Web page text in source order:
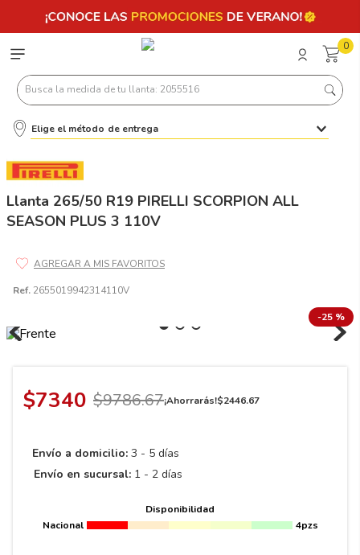
0
Busca la medida de tu llanta: 2055516
Elige el método de entrega
Llanta 265/50 R19 PIRELLI SCORPION ALL
SEASON PLUS 3 110V
Ref. 2655019942314110V
-25 %
$7340 $9786.67¡Ahorrarás!$2446.67
Envío a domicilio: 3 - 5 días
Envío en sucursal: 1 - 2 días
Disponibilidad
Nacional
4pzs
Términos más buscados
7 245